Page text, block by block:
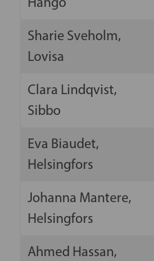
Sharie Sveholm,
Lovisa
Clara Lindqvist,
Sibbo
Eva Biaudet,
Helsingfors
Johanna Mantere,
Helsingfors
Ahmed Hassan,